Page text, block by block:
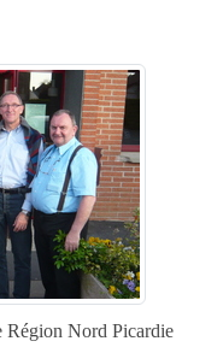
Nord Picardie